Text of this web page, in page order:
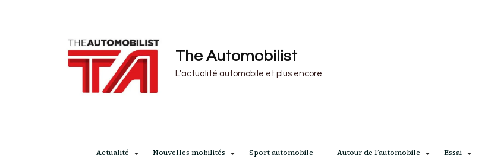
The Automobilist
L'actualité automobile et plus encore
Actualité Nouvelles mobilités Sport automobile Autour de l’automobile Essai